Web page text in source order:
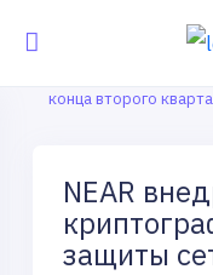
конца второго
NEAR
защиты